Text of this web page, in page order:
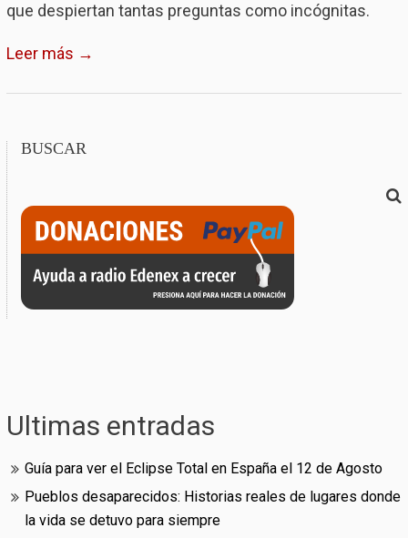
que despiertan tantas preguntas como incógnitas.
Leer más →
BUSCAR
Ultimas entradas
Guía para ver el Eclipse Total en España el 12 de Agosto
Pueblos desaparecidos: Historias reales de lugares donde
la vida se detuvo para siempre